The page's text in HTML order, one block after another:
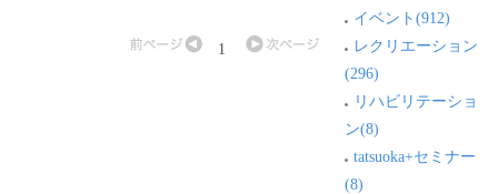
1
イベント(912)
レクリエーション
(296)
リハビリテーショ
ン(8)
tatsuoka+セミナー
(8)